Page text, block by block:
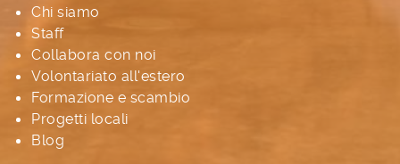
Chi siamo
Staff
Collabora con noi
Volontariato all'estero
Formazione e scambio
Progetti locali
Blog